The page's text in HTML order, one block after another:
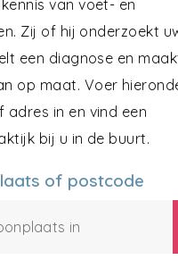
van voet- en
Zij of hij onderzoekt
een diagnose en
op maat. Voer
in en vind een
bij u in de buurt.
of postcode